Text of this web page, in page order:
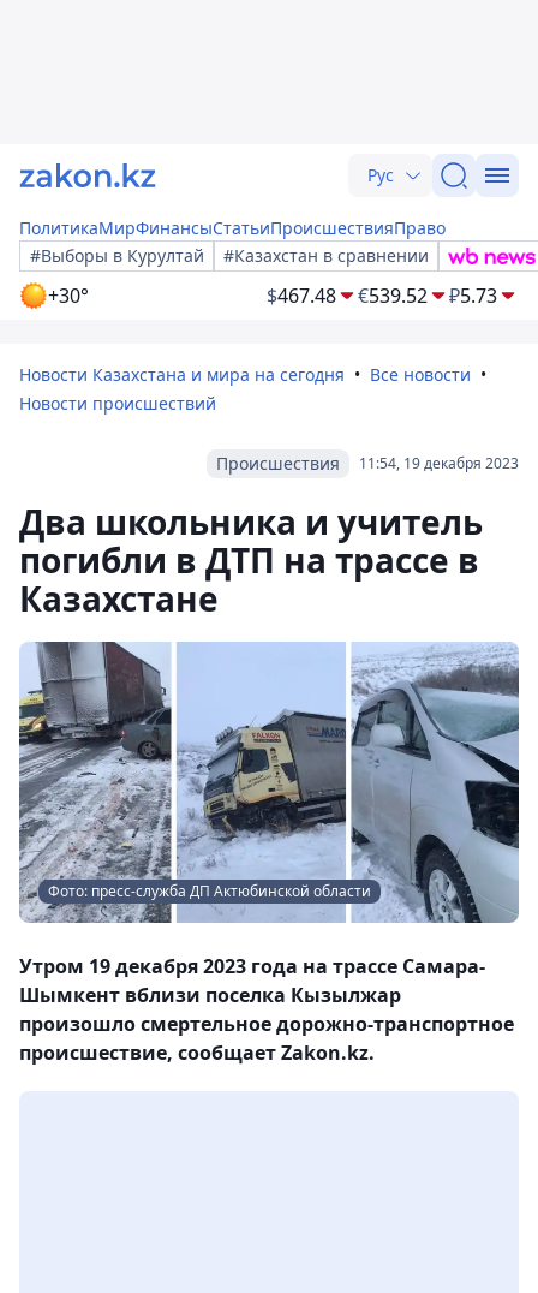
Рус
ПолитикаМирФинансыСтатьиПроисшествияПраво
#Выборы в Курултай
#Казахстан в сравнении
+30° $467.48 €539.52 ₽5.73
Новости Казахстана и мира на сегодня
Все новости
Новости происшествий
11:54, 19 декабря 2023
Происшествия
Два школьника и учитель
погибли в ДТП на трассе в
Казахстане
Фото: пресс-служба ДП Актюбинской области
Утром 19 декабря 2023 года на трассе Самара-
Шымкент вблизи поселка Кызылжар
произошло смертельное дорожно-транспортное
происшествие, сообщает Zakon.kz.